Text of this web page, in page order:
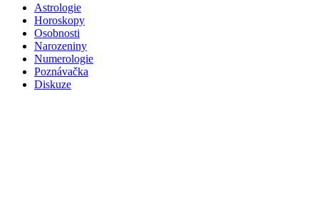
Astrologie
Horoskopy
Osobnosti
Narozeniny
Numerologie
Poznávačka
Diskuze